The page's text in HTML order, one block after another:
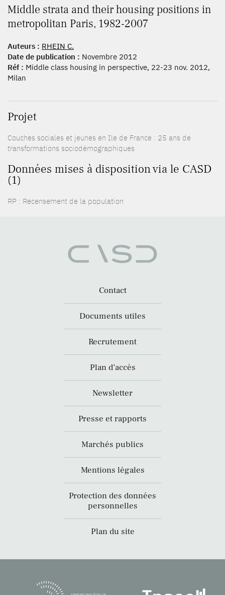
Middle strata and their housing positions in
metropolitan Paris, 1982-2007
Auteurs : RHEIN C.
Date de publication : Novembre 2012
Réf : Middle class housing in perspective, 22-23 nov. 2012,
Milan
Projet
Couches sociales et jeunes en Ile de France : 25 ans de
transformations sociodémographiques
Données mises à disposition via le CASD
(1)
RP : Recensement de la population
Contact
Documents utiles
Recrutement
Plan d’accès
Newsletter
Presse et rapports
Marchés publics
Mentions légales
Protection des données
personnelles
Plan du site